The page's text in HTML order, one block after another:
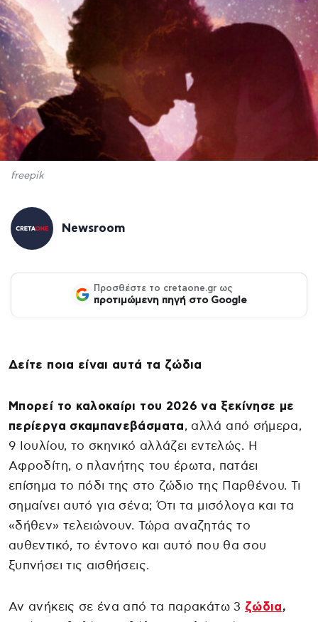
freepik
Newsroom
Προσθέστε το cretaone.gr ως
προτιμώμενη πηγή στο Google
Δείτε ποια είναι αυτά τα ζώδια
Μπορεί το καλοκαίρι του 2026 να ξεκίνησε με
περίεργα σκαμπανεβάσματα, αλλά από σήμερα,
9 Ιουλίου, το σκηνικό αλλάζει εντελώς. Η
Αφροδίτη, ο πλανήτης του έρωτα, πατάει
επίσημα το πόδι της στο ζώδιο της Παρθένου. Τι
σημαίνει αυτό για σένα; Ότι τα μισόλογα και τα
«δήθεν» τελειώνουν. Τώρα αναζητάς το
αυθεντικό, το έντονο και αυτό που θα σου
ξυπνήσει τις αισθήσεις.
Αν ανήκεις σε ένα από τα παρακάτω 3 ζώδια,